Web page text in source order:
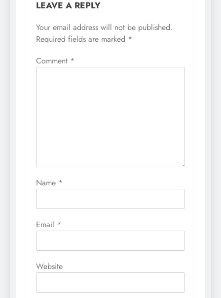
LEAVE A REPLY
Your email address will not be published.
Required fields are marked *
Comment *
Name *
Email *
Website